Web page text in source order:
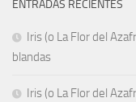
ENTRADAS RECIENTES
Iris (o La Flor del
blandas
Iris (o La Flor del